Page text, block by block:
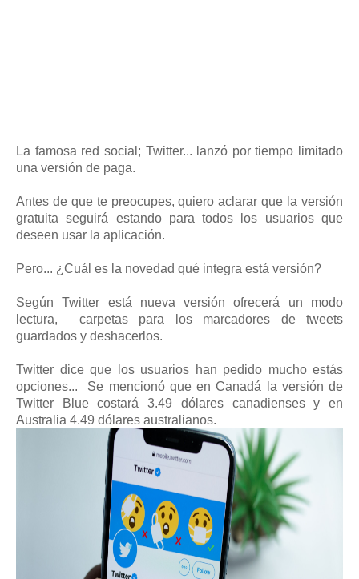
La famosa red social; Twitter... lanzó por tiempo limitado
una versión de paga.
Antes de que te preocupes, quiero aclarar que la versión
gratuita seguirá estando para todos los usuarios que
deseen usar la aplicación.
Pero... ¿Cuál es la novedad qué integra está versión?
Según Twitter está nueva versión ofrecerá un modo
lectura, carpetas para los marcadores de tweets
guardados y deshacerlos.
Twitter dice que los usuarios han pedido mucho estás
opciones... Se mencionó que en Canadá la versión de
Twitter Blue costará 3.49 dólares canadienses y en
Australia 4.49 dólares australianos.